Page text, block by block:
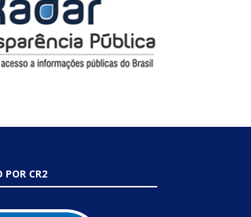
POR CR2